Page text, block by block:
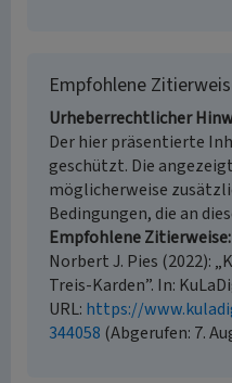
Empfohlene
Urheberrechtlicher
Der hier präsentierte
geschützt. Die
möglicherweise
Bedingungen, die an
Empfohlene Zitierweise
Norbert J. Pies (2022):
Treis-Karden”. In:
URL: https://
344058 (Abgerufen: 7.